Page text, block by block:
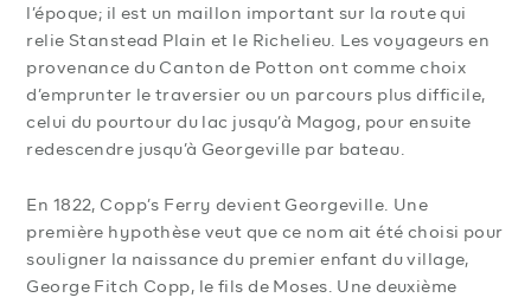
l’époque; il est un maillon important sur la route qui
relie Stanstead Plain et le Richelieu. Les voyageurs en
provenance du Canton de Potton ont comme choix
d’emprunter le traversier ou un parcours plus difficile,
celui du pourtour du lac jusqu’à Magog, pour ensuite
redescendre jusqu’à Georgeville par bateau.
En 1822, Copp’s Ferry devient Georgeville. Une
première hypothèse veut que ce nom ait été choisi pour
souligner la naissance du premier enfant du village,
George Fitch Copp, le fils de Moses. Une deuxième